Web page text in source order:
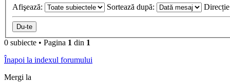
Afişează:
Sortează după:
0 subiecte • Pagina 1 din 1
Înapoi la indexul forumului
Mergi la